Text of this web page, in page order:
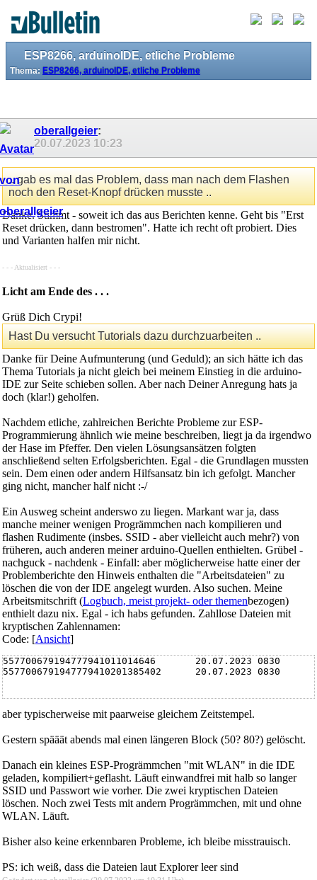
ESP8266, arduinoIDE, etliche Probleme
Thema: ESP8266, arduinoIDE, etliche Probleme
oberallgeier:
20.07.2023 10:23
.. gab es mal das Problem, dass man nach dem Flashen
noch den Reset-Knopf drücken musste ..
Danke. Stimmt - soweit ich das aus Berichten kenne. Geht bis "Erst
Reset drücken, dann bestromen". Hatte ich recht oft probiert. Dies
und Varianten halfen mir nicht.
- - - Aktualisiert - - -
Licht am Ende des . . .
Grüß Dich Crypi!
Hast Du versucht Tutorials dazu durchzuarbeiten ..
Danke für Deine Aufmunterung (und Geduld); an sich hätte ich das
Thema Tutorials ja nicht gleich bei meinem Einstieg in die arduino-
IDE zur Seite schieben sollen. Aber nach Deiner Anregung hats ja
doch (klar!) geholfen.
Nachdem etliche, zahlreichen Berichte Probleme zur ESP-
Programmierung ähnlich wie meine beschreiben, liegt ja da irgendwo
der Hase im Pfeffer. Den vielen Lösungsansätzen folgten
anschließend selten Erfolgsberichten. Egal - die Grundlagen mussten
sein. Dem einen oder andern Hilfsansatz bin ich gefolgt. Mancher
ging nicht, mancher half nicht :-/
Ein Ausweg scheint anderswo zu liegen. Markant war ja, dass
manche meiner wenigen Progrämmchen nach kompilieren und
flashen Rudimente (insbes. SSID - aber vielleicht auch mehr?) von
früheren, auch anderen meiner arduino-Quellen enthielten. Grübel -
nachguck - nachdenk - Einfall: aber möglicherweise hatte einer der
Problemberichte den Hinweis enthalten die "Arbeitsdateien" zu
löschen die von der IDE angelegt wurden. Also suchen. Meine
Arbeitsmitschrift (Logbuch, meist projekt- oder themenbezogen)
enthielt dazu nix. Egal - ich habs gefunden. Zahllose Dateien mit
kryptischen Zahlennamen:
Code: [Ansicht]
557700679194777941011014646       20.07.2023 0830
5577006791947779410201385402      20.07.2023 0830
aber typischerweise mit paarweise gleichem Zeitstempel.
Gestern spääät abends mal einen längeren Block (50? 80?) gelöscht.
Danach ein kleines ESP-Progrämmchen "mit WLAN" in die IDE
geladen, kompiliert+geflasht. Läuft einwandfrei mit halb so langer
SSID und Passwort wie vorher. Die zwei kryptischen Dateien
löschen. Noch zwei Tests mit andern Progrämmchen, mit und ohne
WLAN. Läuft.
Bisher also keine erkennbaren Probleme, ich bleibe misstrauisch.
PS: ich weiß, dass die Dateien laut Explorer leer sind